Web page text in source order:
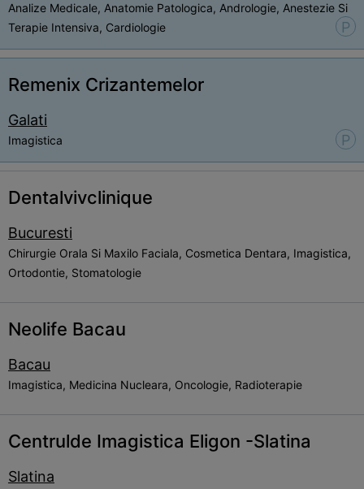
Analize Medicale, Anatomie Patologica, Andrologie, Anestezie Si
Terapie Intensiva, Cardiologie
P
Remenix Crizantemelor
Galati
Imagistica P
Dentalvivclinique
Bucuresti
Chirurgie Orala Si Maxilo Faciala, Cosmetica Dentara, Imagistica,
Ortodontie, Stomatologie
Neolife Bacau
Bacau
Imagistica, Medicina Nucleara, Oncologie, Radioterapie
Centrulde Imagistica Eligon -Slatina
Slatina